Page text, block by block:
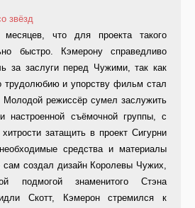
что для проекта такого
быстро. Кэмерону справедливо
за заслуги перед Чужими, так как
трудолюбию и упорству фильм стал
Молодой режиссёр сумел заслужить
настроенной съёмочной группы, с
затащить в проект Сигурни
средства и материалы
создал дизайн Королевы Чужих,
подмогой знаменитого Стэна
Скотт, Кэмерон стремился к